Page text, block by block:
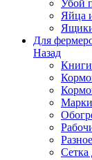
Убой
Яйца
Для
Назад
Книги
Разное
Сетка